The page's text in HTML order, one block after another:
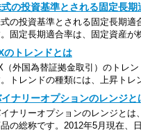
の投資基準とされる固定長期
の投資基準とされる固定長期
固定長期適合率は、固定資産が
のトレンドとは
（外国為替証拠金取引）のトレ
トレンドの種類には、上昇トレ
ナリーオプションのレンジと
ナリーオプションのレンジとは
の総称です。2012年5月現在、